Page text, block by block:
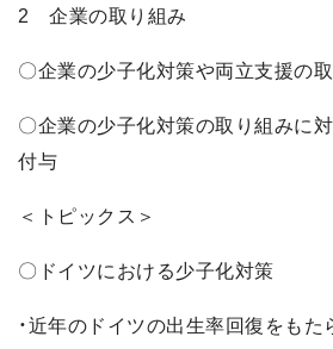
2 企業の取り組み
〇企業の少子化対策や両立支援の取
〇企業の少子化対策の取り組みに
付与
＜トピックス＞
〇ドイツにおける少子化対策
・近年のドイツの出生率回復をも